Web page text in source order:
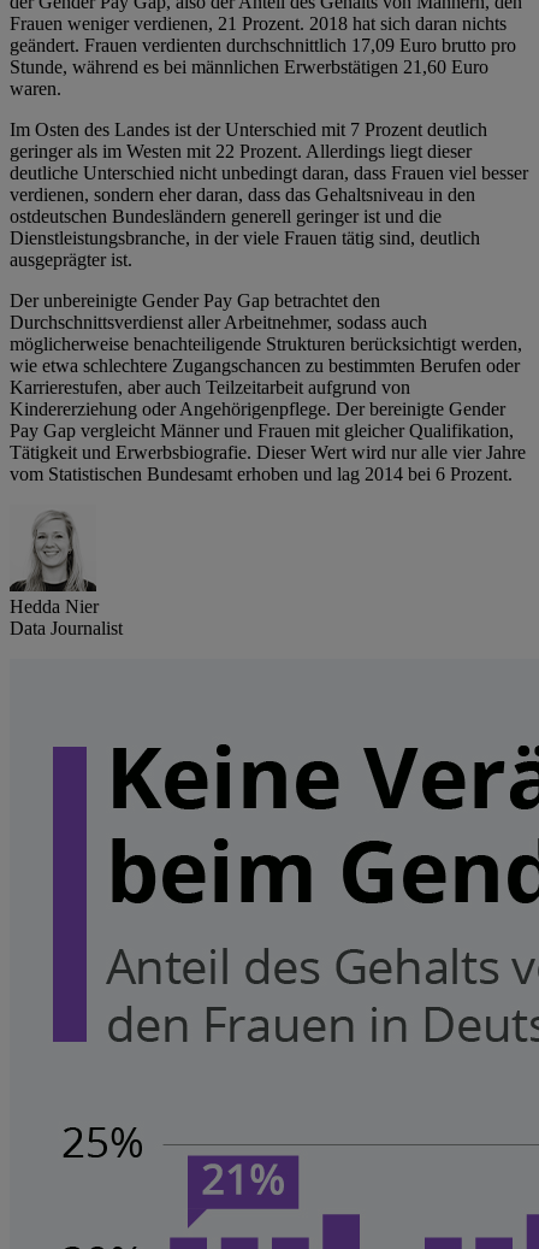
Frauen weniger verdienen, 21 Prozent. 2018 hat sich daran nichts
geändert. Frauen verdienten durchschnittlich 17,09 Euro brutto pro
Stunde, während es bei männlichen Erwerbstätigen 21,60 Euro
waren.
Im Osten des Landes ist der Unterschied mit 7 Prozent deutlich
geringer als im Westen mit 22 Prozent. Allerdings liegt dieser
deutliche Unterschied nicht unbedingt daran, dass Frauen viel besser
verdienen, sondern eher daran, dass das Gehaltsniveau in den
ostdeutschen Bundesländern generell geringer ist und die
Dienstleistungsbranche, in der viele Frauen tätig sind, deutlich
ausgeprägter ist.
Der unbereinigte Gender Pay Gap betrachtet den
Durchschnittsverdienst aller Arbeitnehmer, sodass auch
möglicherweise benachteiligende Strukturen berücksichtigt werden,
wie etwa schlechtere Zugangschancen zu bestimmten Berufen oder
Karrierestufen, aber auch Teilzeitarbeit aufgrund von
Kindererziehung oder Angehörigenpflege. Der bereinigte Gender
Pay Gap vergleicht Männer und Frauen mit gleicher Qualifikation,
Tätigkeit und Erwerbsbiografie. Dieser Wert wird nur alle vier Jahre
vom Statistischen Bundesamt erhoben und lag 2014 bei 6 Prozent.
Hedda Nier
Data Journalist